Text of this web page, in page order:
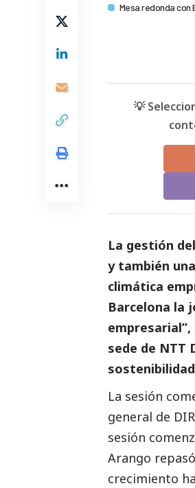
Mesa redonda con
💡
La gestión
y también
climática
Barcelona la
sede de NTT
La sesión
general de
sesión
Arango
crecimiento